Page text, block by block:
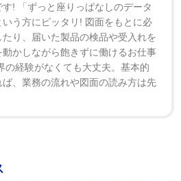
! 「ずっと座りっぱなしのデータ
う方にピッタリ! 図面をもとに必
り、届いた製品の検品や受入れを
かしながら飽きずに働けるお仕事
の経験がなくても大丈夫。基本的
、業務の流れや図面の読み方は先